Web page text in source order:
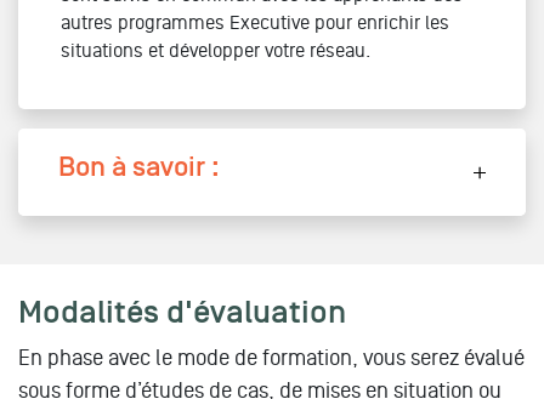
autres programmes Executive pour enrichir les
situations et développer votre réseau.
Bon à savoir :
Modalités d'évaluation
En phase avec le mode de formation, vous serez évalué
sous forme d’études de cas, de mises en situation ou